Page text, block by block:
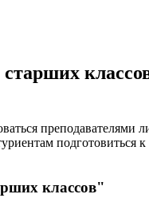
преподавателями
подготовиться к
классов"